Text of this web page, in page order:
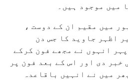
میں موجود ہیں۔
میں مقیم ان کے دوست ،
اظہر جاوید کا جس دن
انہوں نے مجھے فون کرکے
خبر دی اور اس کے بعد فون پر
میں نے انہیں باقاعدہ